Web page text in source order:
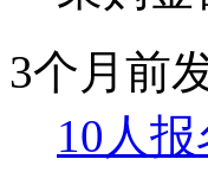
3个月前
10人报